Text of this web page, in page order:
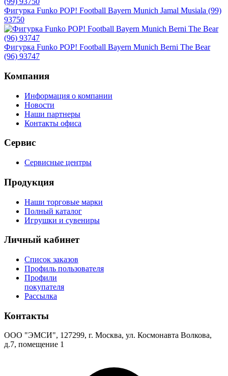
Фигурка Funko POP! Football Bayern Munich Jamal Musiala (99)
93750
Фигурка Funko POP! Football Bayern Munich Berni The Bear
(96) 93747
Компания
Информация о компании
Новости
Наши партнеры
Контакты офиса
Сервис
Сервисные центры
Продукция
Наши торговые марки
Полный каталог
Игрушки и сувениры
Личный кабинет
Список заказов
Профиль пользователя
Профили
покупателя
Рассылка
Контакты
ООО "ЭМСИ", 127299, г. Москва, ул. Космонавта Волкова,
д.7, помещение 1